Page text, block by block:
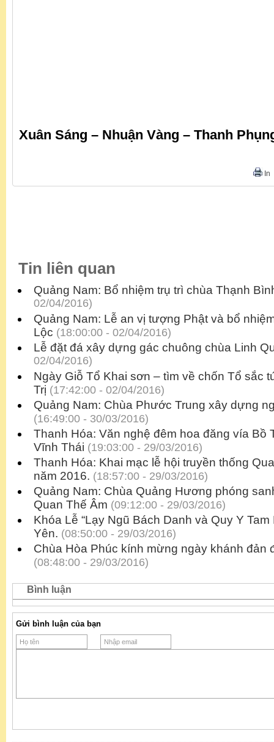
Xuân Sáng – Nhuận Vàng – Thanh
In
Tin liên quan
Quảng Nam: Bổ nhiệm trụ trì chùa Thạnh
02/04/2016)
Quảng Nam: Lễ an vị tượng Phật và bổ
Lộc (18:00:00 - 02/04/2016)
Lễ đặt đá xây dựng gác chuông chùa Linh
02/04/2016)
Ngày Giỗ Tổ Khai sơn – tìm về chốn Tổ sắc
Trị (17:42:00 - 02/04/2016)
Quảng Nam: Chùa Phước Trung xây dựng
(16:49:00 - 30/03/2016)
Thanh Hóa: Văn nghệ đêm hoa đăng vía Bồ
Vĩnh Thái (19:03:00 - 29/03/2016)
Thanh Hóa: Khai mạc lễ hội truyền thống
năm 2016. (18:57:00 - 29/03/2016)
Quảng Nam: Chùa Quảng Hương phóng
Quan Thế Âm (09:12:00 - 29/03/2016)
Khóa Lễ “Lạy Ngũ Bách Danh và Quy Y Tam
Yên. (08:50:00 - 29/03/2016)
Chùa Hòa Phúc kính mừng ngày khánh đản
(08:48:00 - 29/03/2016)
Bình luận
Gửi bình luận của bạn